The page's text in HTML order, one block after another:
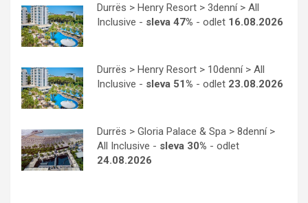
Durrës > Henry Resort > 3denní > All
Inclusive - sleva 47% - odlet 16.08.2026
Durrës > Henry Resort > 10denní > All
Inclusive - sleva 51% - odlet 23.08.2026
Durrës > Gloria Palace & Spa > 8denní >
All Inclusive - sleva 30% - odlet
24.08.2026